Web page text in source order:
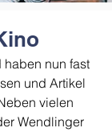
nun fast
und Artikel
vielen
Wendlinger